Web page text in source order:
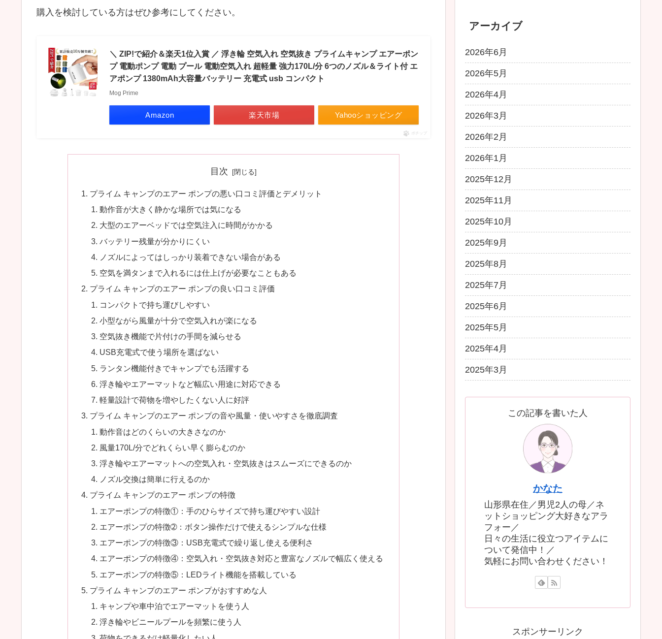
購入を検討している方はぜひ参考にしてください。
＼ ZIP!で紹介＆楽天1位入賞 ／ 浮き輪 空気入れ 空気抜き プライムキャンプ エアーポン
プ 電動ポンプ 電動 プール 電動空気入れ 超軽量 強力170L/分 6つのノズル＆ライト付 エ
アポンプ 1380mAh大容量バッテリー 充電式 usb コンパクト
Mog Prime
Amazon 楽天市場 Yahooショッピング
ポチップ
目次
プライム キャンプのエアー ポンプの悪い口コミ評価とデメリット
動作音が大きく静かな場所では気になる
大型のエアーベッドでは空気注入に時間がかかる
バッテリー残量が分かりにくい
ノズルによってはしっかり装着できない場合がある
空気を満タンまで入れるには仕上げが必要なこともある
プライム キャンプのエアー ポンプの良い口コミ評価
コンパクトで持ち運びしやすい
小型ながら風量が十分で空気入れが楽になる
空気抜き機能で片付けの手間を減らせる
USB充電式で使う場所を選ばない
ランタン機能付きでキャンプでも活躍する
浮き輪やエアーマットなど幅広い用途に対応できる
軽量設計で荷物を増やしたくない人に好評
プライム キャンプのエアー ポンプの音や風量・使いやすさを徹底調査
動作音はどのくらいの大きさなのか
風量170L/分でどれくらい早く膨らむのか
浮き輪やエアーマットへの空気入れ・空気抜きはスムーズにできるのか
ノズル交換は簡単に行えるのか
プライム キャンプのエアー ポンプの特徴
エアーポンプの特徴①：手のひらサイズで持ち運びやすい設計
エアーポンプの特徴➁：ボタン操作だけで使えるシンプルな仕様
エアーポンプの特徴③：USB充電式で繰り返し使える便利さ
エアーポンプの特徴④：空気入れ・空気抜き対応と豊富なノズルで幅広く使える
エアーポンプの特徴⑤：LEDライト機能を搭載している
プライム キャンプのエアー ポンプがおすすめな人
キャンプや車中泊でエアーマットを使う人
浮き輪やビニールプールを頻繁に使う人
アーカイブ
2026年6月
2026年5月
2026年4月
2026年3月
2026年2月
2026年1月
2025年12月
2025年11月
2025年10月
2025年9月
2025年8月
2025年7月
2025年6月
2025年5月
2025年4月
2025年3月
この記事を書いた人
かなた
山形県在住／男児2人の母／ネ
ットショッピング大好きなアラ
フォー／
日々の生活に役立つアイテムに
ついて発信中！／
気軽にお問い合わせください！
スポンサーリンク